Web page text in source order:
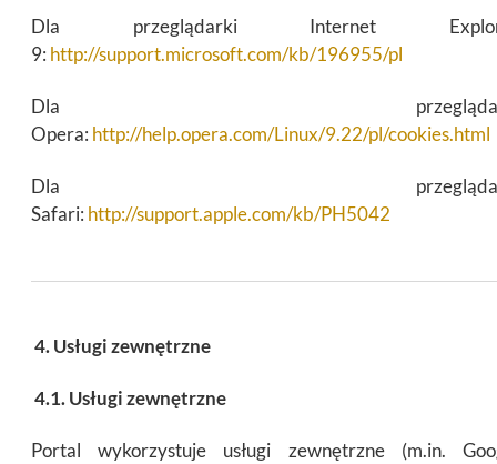
Dla przeglądarki Internet
9: http://support.microsoft.com/kb/196955/pl
Dla
Opera: http://help.opera.com/Linux/9.22/pl/cookies.html
Dla
Safari: http://support.apple.com/kb/PH5042
4. Usługi zewnętrzne
4.1. Usługi zewnętrzne
Portal wykorzystuje usługi zewnętrzne (m.in.